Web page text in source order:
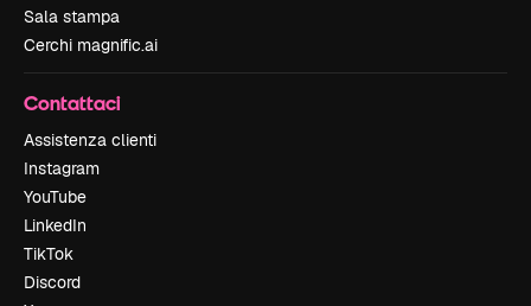
Sala stampa
Cerchi magnific.ai
Contattaci
Assistenza clienti
Instagram
YouTube
LinkedIn
TikTok
Discord